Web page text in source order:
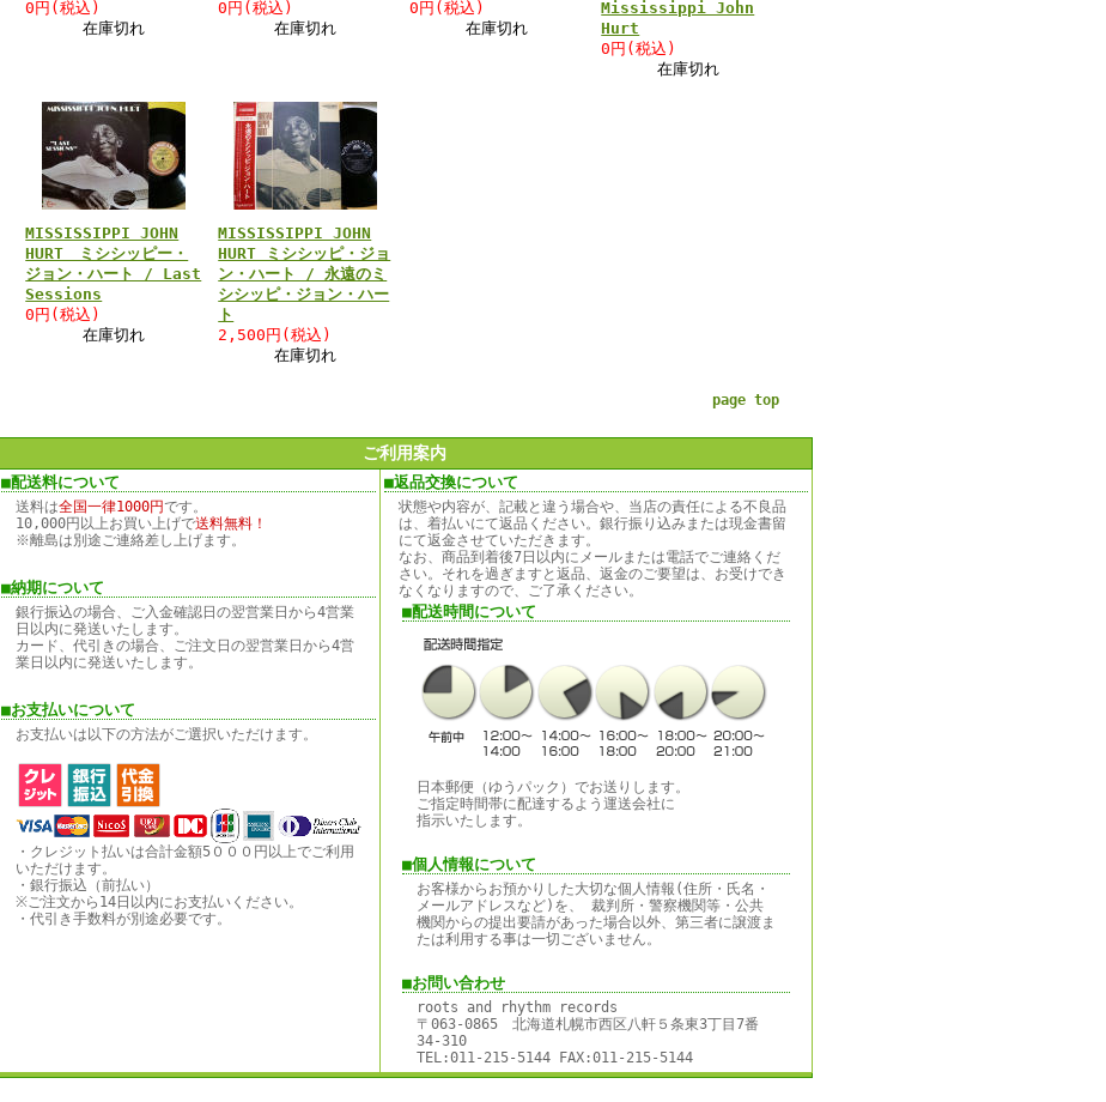
0円(税込)
在庫切れ
0円(税込)
在庫切れ
0円(税込)
在庫切れ
Mississippi John
Hurt
0円(税込)
在庫切れ
MISSISSIPPI JOHN
HURT ミシシッピー・
ジョン・ハート / Last
Sessions
0円(税込)
在庫切れ
MISSISSIPPI JOHN
HURT ミシシッピ・ジョ
ン・ハート / 永遠のミ
シシッピ・ジョン・ハー
ト
2,500円(税込)
在庫切れ
page top
ご利用案内
■配送料について
送料は全国一律1000円です。
10,000円以上お買い上げで送料無料！
※離島は別途ご連絡差し上げます。
■納期について
銀行振込の場合、ご入金確認日の翌営業日から4営業
日以内に発送いたします。
カード、代引きの場合、ご注文日の翌営業日から4営
業日以内に発送いたします。
■お支払いについて
お支払いは以下の方法がご選択いただけます。
・クレジット払いは合計金額5０００円以上でご利用
いただけます。
・銀行振込（前払い）
※ご注文から14日以内にお支払いください。
・代引き手数料が別途必要です。
■返品交換について
状態や内容が、記載と違う場合や、当店の責任による不良品
は、着払いにて返品ください。銀行振り込みまたは現金書留
にて返金させていただきます。
なお、商品到着後7日以内にメールまたは電話でご連絡くだ
さい。それを過ぎますと返品、返金のご要望は、お受けでき
なくなりますので、ご了承ください。
■配送時間について
日本郵便（ゆうパック）でお送りします。
ご指定時間帯に配達するよう運送会社に
指示いたします。
■個人情報について
お客様からお預かりした大切な個人情報(住所・氏名・
メールアドレスなど)を、 裁判所・警察機関等・公共
機関からの提出要請があった場合以外、第三者に譲渡ま
たは利用する事は一切ございません。
■お問い合わせ
roots and rhythm records
〒063-0865 北海道札幌市西区八軒５条東3丁目7番
34-310
TEL:011-215-5144 FAX:011-215-5144